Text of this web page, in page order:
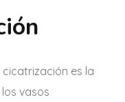
es la
vasos